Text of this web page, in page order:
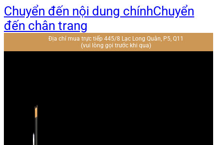
Chuyển đến nội dung chínhChuyển
đến chân trang
Địa chỉ mua trực tiếp 445/8 Lạc Long Quân, P5, Q11
(vui lòng gọi trước khi qua)